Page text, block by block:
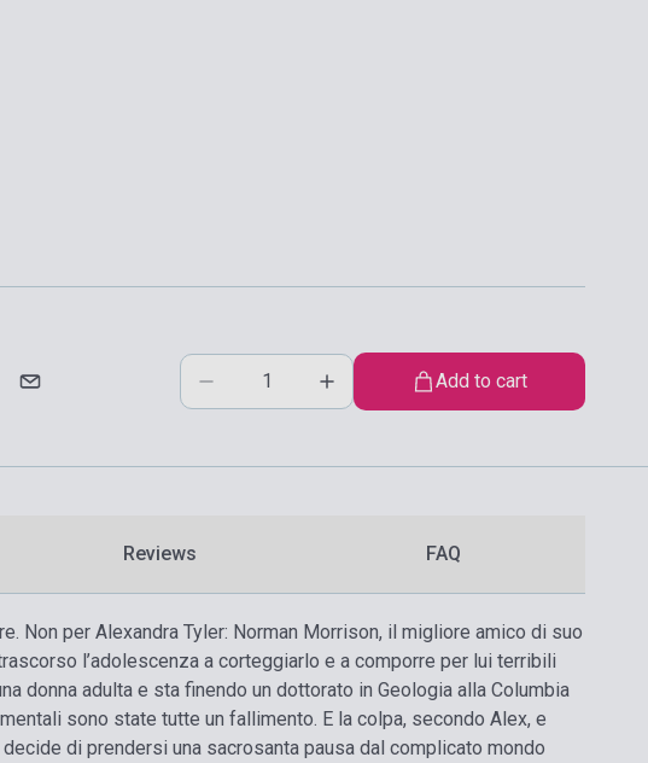
Add to cart
Reviews FAQ
Non per Alexandra Tyler: Norman Morrison, il migliore amico di suo
l’adolescenza a corteggiarlo e a comporre per lui terribili
donna adulta e sta finendo un dottorato in Geologia alla Columbia
sono state tutte un fallimento. E la colpa, secondo Alex, e
di prendersi una sacrosanta pausa dal complicato mondo